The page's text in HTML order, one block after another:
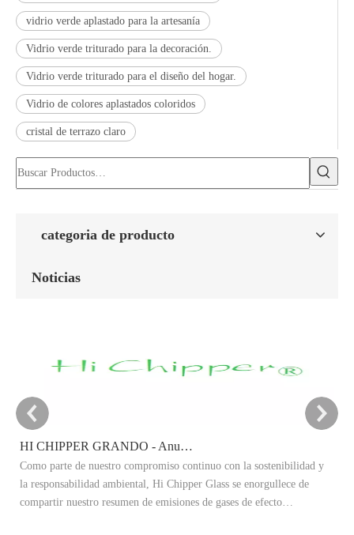
vidrio verde aplastado para la artesanía
Vidrio verde triturado para la decoración.
Vidrio verde triturado para el diseño del hogar.
Vidrio de colores aplastados coloridos
cristal de terrazo claro
categoria de producto
Noticias
HI CHIPPER GRANDO - Anuncio del objetivo de reducción de carbono 2025
Como parte de nuestro compromiso continuo con la sostenibilidad y
la responsabilidad ambiental, Hi Chipper Glass se enorgullece de
compartir nuestro resumen de emisiones de gases de efecto